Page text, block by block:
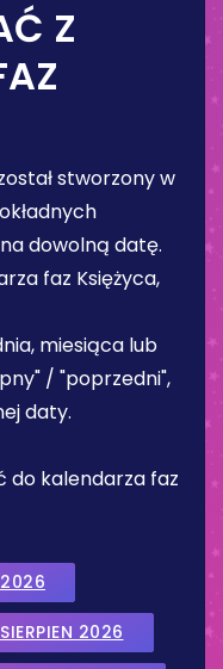
Z
stworzony w
dowolną datę.
faz Księżyca,
miesiąca lub
/ "poprzedni",
daty.
do kalendarza faz
2026
2026